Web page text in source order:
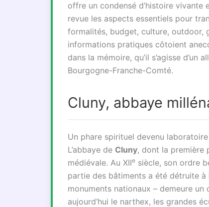
offre un condensé d’histoire vivante
revue les aspects essentiels pour
formalités, budget, culture, outdoor,
informations pratiques côtoient
dans la mémoire, qu’il s’agisse d’un
Bourgogne-Franche-Comté.
Cluny, abbaye
Un phare spirituel devenu
L’abbaye de Cluny, dont la première
médiévale. Au XIIe siècle, son ordre
partie des bâtiments a été détruite à
monuments nationaux – demeure
aujourd’hui le narthex, les grandes